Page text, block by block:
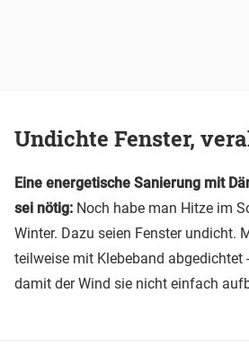
Undichte Fenster,
Eine energetische Sanierung mit
sei nötig: Noch habe man Hitze im
Winter. Dazu seien Fenster undicht.
teilweise mit Klebeband abgedichtet
damit der Wind sie nicht einfach